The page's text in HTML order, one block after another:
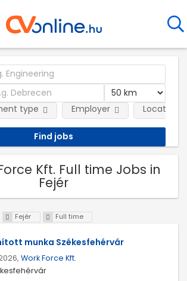
type Employer Location
Kft. Full time Jobs in
Fejér
Fejér Full time
munka Székesfehérvár
Work Force Kft.